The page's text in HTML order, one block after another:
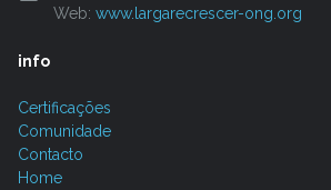
Web: www.largarecrescer-ong.org
info
Certificações
Comunidade
Contacto
Home